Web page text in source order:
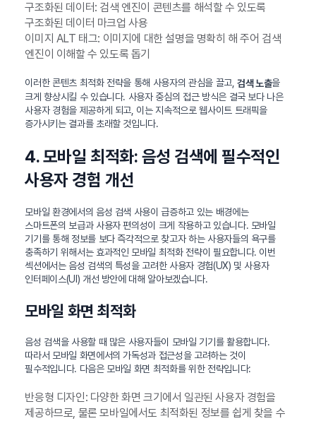
구조화된 데이터: 검색 엔진이 콘텐츠를 해석할 수 있도록
구조화된 데이터 마크업 사용
이미지 ALT 태그: 이미지에 대한 설명을 명확히 해 주어 검색
엔진이 이해할 수 있도록 돕기
이러한 콘텐츠 최적화 전략을 통해 사용자의 관심을 끌고,검색 노출을
크게 향상시킬 수 있습니다. 사용자 중심의 접근 방식은 결국 보다 나은
사용자 경험을 제공하게 되고, 이는 지속적으로 웹사이트 트래픽을
증가시키는 결과를 초래할 것입니다.
4. 모바일 최적화: 음성 검색에 필수적인
사용자 경험 개선
모바일 환경에서의 음성 검색 사용이 급증하고 있는 배경에는
스마트폰의 보급과 사용자 편의성이 크게 작용하고 있습니다. 모바일
기기를 통해 정보를 보다 즉각적으로 찾고자 하는 사용자들의 욕구를
충족하기 위해서는 효과적인 모바일 최적화 전략이 필요합니다. 이번
섹션에서는 음성 검색의 특성을 고려한 사용자 경험(UX) 및 사용자
인터페이스(UI) 개선 방안에 대해 알아보겠습니다.
모바일 화면 최적화
음성 검색을 사용할 때 많은 사용자들이 모바일 기기를 활용합니다.
따라서 모바일 화면에서의 가독성과 접근성을 고려하는 것이
필수적입니다. 다음은 모바일 화면 최적화를 위한 전략입니다:
반응형 디자인: 다양한 화면 크기에서 일관된 사용자 경험을
제공하므로, 물론 모바일에서도 최적화된 정보를 쉽게 찾을 수